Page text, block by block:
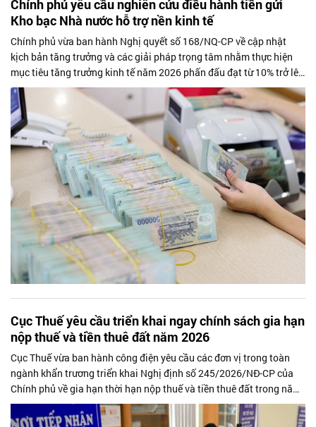
Chính phủ yêu cầu nghiên cứu điều hành tiền gửi
Kho bạc Nhà nước hỗ trợ nền kinh tế
Chính phủ vừa ban hành Nghị quyết số 168/NQ-CP về cập nhật
kịch bản tăng trưởng và các giải pháp trọng tâm nhằm thực hiện
mục tiêu tăng trưởng kinh tế năm 2026 phấn đấu đạt từ 10% trở lên
gắn với giữ vững ổn định kinh tế vĩ mô. Một trong những nhiệm vụ
đáng chú ý là nghiên cứu điều hành tiền gửi của Kho bạc Nhà nước
tại các ngân hàng thương mại để tăng nguồn vốn ngắn hạn cho
nền kinh tế.
Cục Thuế yêu cầu triển khai ngay chính sách gia hạn
nộp thuế và tiền thuê đất năm 2026
Cục Thuế vừa ban hành công điện yêu cầu các đơn vị trong toàn
ngành khẩn trương triển khai Nghị định số 245/2026/NĐ-CP của
Chính phủ về gia hạn thời hạn nộp thuế và tiền thuê đất trong năm
2026, nhằm bảo đảm chính sách nhanh chóng đi vào thực tiễn và
hỗ trợ kịp thời cho người nộp thuế.